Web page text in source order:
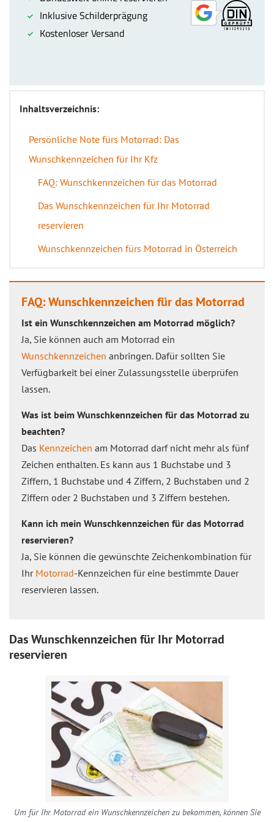
Inhaltsverzeichnis:
Persönliche Note fürs Motorrad: Das
Wunschkennzeichen für Ihr Kfz
FAQ: Wunschkennzeichen für das Motorrad
Das Wunschkennzeichen für Ihr Motorrad
reservieren
Wunschkennzeichen fürs Motorrad in Österreich
FAQ: Wunschkennzeichen für das Motorrad
Ist ein Wunschkennzeichen am Motorrad möglich?
Ja, Sie können auch am Motorrad ein
Wunschkennzeichen anbringen. Dafür sollten Sie
Verfügbarkeit bei einer Zulassungsstelle überprüfen
lassen.
Was ist beim Wunschkennzeichen für das Motorrad zu
beachten?
Das Kennzeichen am Motorrad darf nicht mehr als fünf
Zeichen enthalten. Es kann aus 1 Buchstabe und 3
Ziffern, 1 Buchstabe und 4 Ziffern, 2 Buchstaben und 2
Ziffern oder 2 Buchstaben und 3 Ziffern bestehen.
Kann ich mein Wunschkennzeichen für das Motorrad
reservieren?
Ja, Sie können die gewünschte Zeichenkombination für
Ihr Motorrad-Kennzeichen für eine bestimmte Dauer
reservieren lassen.
Das Wunschkennzeichen für Ihr Motorrad
reservieren
Um für Ihr Motorrad ein Wunschkennzeichen zu bekommen, können Sie